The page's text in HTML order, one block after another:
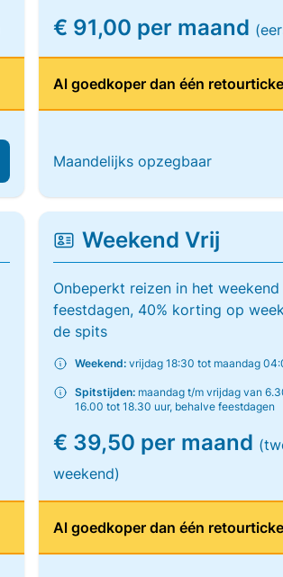
€ 91,00 per maand
Al goedkoper dan één
Maandelijks opzegbaar
Weekend Vrij
Onbeperkt reizen in het weekend
feestdagen, 40% korting op
de spits
Weekend: vrijdag 18:30 tot maandag
Spitstijden: maandag t/m vrijdag van
16.00 tot 18.30 uur, behalve feestdagen
€ 39,50 per maand
weekend)
Al goedkoper dan één